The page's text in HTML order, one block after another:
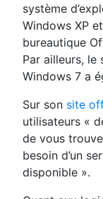
système
Windows XP
bureautique
Par ailleurs, le
Windows 7 a
Sur son site
utilisateurs «
de vous
besoin d’un
disponible ».